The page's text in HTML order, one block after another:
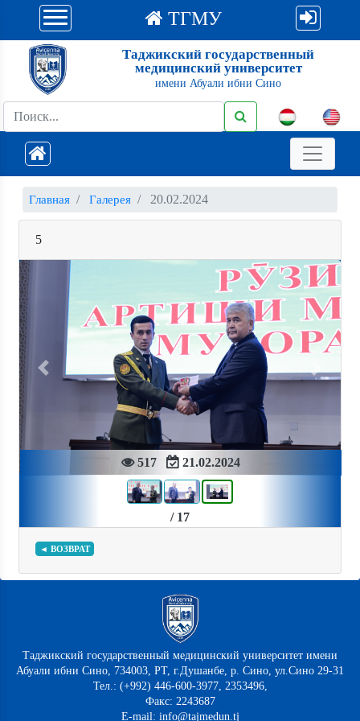
ТГМУ
Таджикский государственный
медицинский университет
имени Абуали ибни Сино
Главная Галерея 20.02.2024
5
517 21.02.2024
Previous Next
/ 17
◄ ВОЗВРАТ
Таджикский государственный медицинский университет имени
Абуали ибни Сино, 734003, РТ, г.Душанбе, р. Сино, ул.Сино 29-31
Тел.: (+992) 446-600-3977, 2353496,
Факс: 2243687
E-mail: info@tajmedun.tj